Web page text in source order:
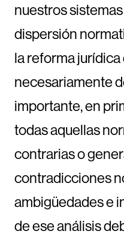
nuestros
dispersión
la reforma
necesariamente
importante, en
todas aquellas
contrarias o
contradicciones
ambigüedades e
de ese análisis